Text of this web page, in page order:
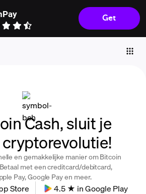
Get
Cash, sluit je
en gemakkelijke manier om Bitcoin
met een creditcard/debitcard,
Pay, Google Pay en meer.
Store
4.5 ★ in Google Play